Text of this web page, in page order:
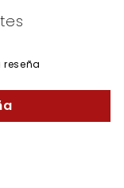
reseña